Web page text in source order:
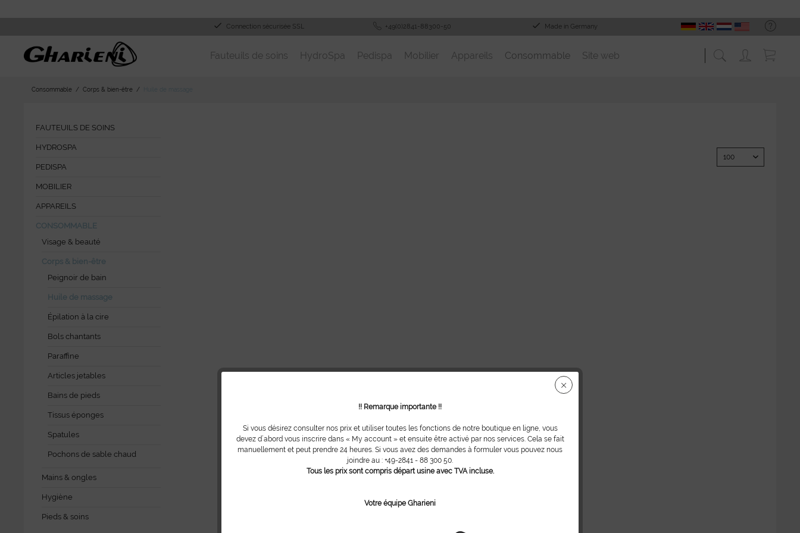
Connection sécurisée SSL +49(0)2841-88300-50 Made in Germany
Fauteuils de soins HydroSpa Pedispa Mobilier Appareils Consommable Site web
Consommable Corps & bien-être
FAUTEUILS DE SOINS
HYDROSPA
PEDISPA
MOBILIER
APPAREILS
CONSOMMABLE
Visage & beauté
Corps & bien-être
Peignoir de bain
Huile de massage
Épilation à la cire
Bols chantants
Paraffine
Articles jetables
Bains de pieds
Tissus éponges
Spatules
Pochons de sable chaud
Mains & ongles
Hygiène
Pieds & soins
!! Remarque importante !!
Si vous désirez consulter nos prix et utiliser toutes les fonctions de notre boutique en ligne, vous
devez d´abord vous inscrire dans « My account » et ensuite être activé par nos services. Cela se fait
manuellement et peut prendre 24 heures. Si vous avez des demandes à formuler vous pouvez nous
joindre au : +49-2841 - 88 300 50.
Tous les prix sont compris départ usine avec TVA incluse.
Votre équipe Gharieni